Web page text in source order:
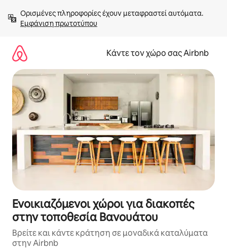
στο
περιεχόμενοΕμφάνιση πρωτοτύπου
Κάντε τον χώρο σας Airbnb
Ενοικιαζόμενοι χώροι για διακοπές
στην τοποθεσία Βανουάτου
Βρείτε και κάντε κράτηση σε μοναδικά καταλύματα
στην Airbnb